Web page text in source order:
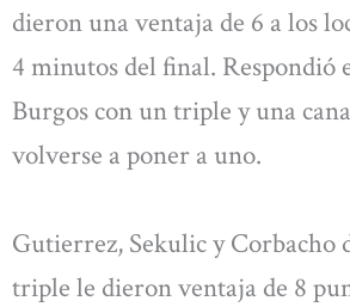
dieron una ventaja de 6 a los
4 minutos del final. Respondió
Burgos con un triple y una
volverse a poner a uno.
Gutierrez, Sekulic y Corbacho
triple le dieron ventaja de 8